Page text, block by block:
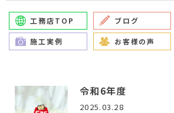
工務店TOP ブログ
施工実例 お客様の声
令和6年度
2025.03.28